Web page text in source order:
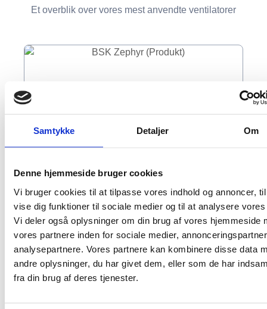
Samtykke Detaljer Om
Denne hjemmeside bruger cookies
Vi bruger cookies til at tilpasse vores indhold og annoncer,
vise dig funktioner til sociale medier og til at analysere
Vi deler også oplysninger om din brug af vores hjemmeside
vores partnere inden for sociale medier,
analysepartnere. Vores partnere kan kombinere disse data
andre oplysninger, du har givet dem, eller som de har
fra din brug af deres tjenester.
Et overblik over vores mest anvendte ventilatorer
Den komplette ventilationsløsning med
varmegenvinding
BSK Zephyr V3